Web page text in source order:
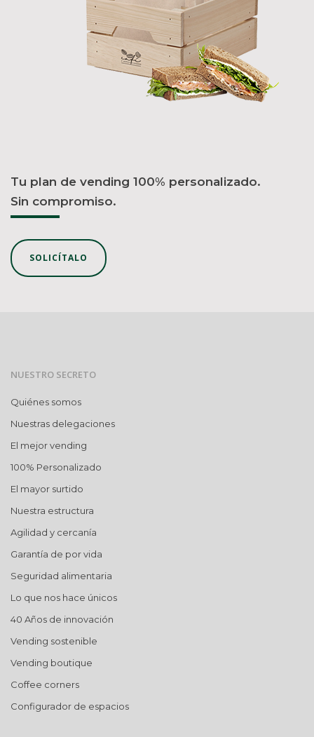
Tu plan de vending 100% personalizado.
Sin compromiso.
SOLICÍTALO
NUESTRO SECRETO
Quiénes somos
Nuestras delegaciones
El mejor vending
100% Personalizado
El mayor surtido
Nuestra estructura
Agilidad y cercanía
Garantía de por vida
Seguridad alimentaria
Lo que nos hace únicos
40 Años de innovación
Vending sostenible
Vending boutique
Coffee corners
Configurador de espacios